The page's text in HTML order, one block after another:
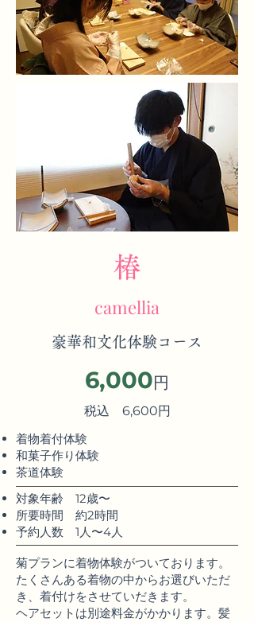
椿
camellia
豪華和文化体験コース
6,000円
税込 6,600円
着物着付体験
​和菓子作り体験
​茶道体験
​対象年齢 12歳〜
​所要時間 約2時間
予約人数 1人〜4人
菊プランに着物体験がついております。
たくさんある着物の中からお選びいただ
き、着付けをさせていだきます。
ヘアセットは別途料金がかかります。髪